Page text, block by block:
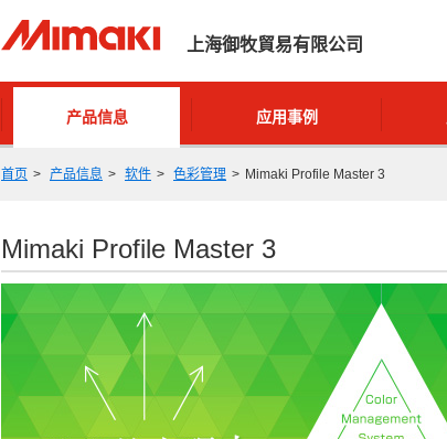
上海御牧貿易有限公司
产品信息 应用事例
首页 产品信息 软件 色彩管理 Mimaki Profile Master 3
Mimaki Profile Master 3